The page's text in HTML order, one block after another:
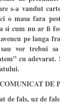
s-a vandut
o masa fara
si cum nu ar fi
pe langa
vor trebui
cu adevarat.
COMUNICAT DE
de fals, uz de